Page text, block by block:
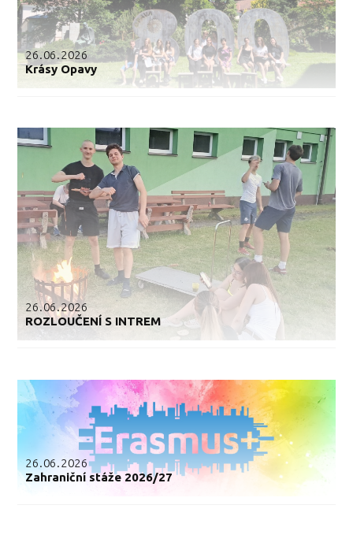
26.06.2026
Krásy Opavy
26.06.2026
ROZLOUČENÍ S INTREM
26.06.2026
Zahraniční stáže 2026/27